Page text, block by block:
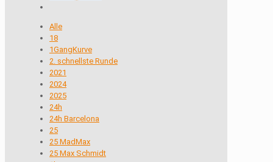
Alle
18
1GangKurve
2. schnellste Runde
2021
2024
2025
24h
24h Barcelona
25
25 MadMax
25 Max Schmidt